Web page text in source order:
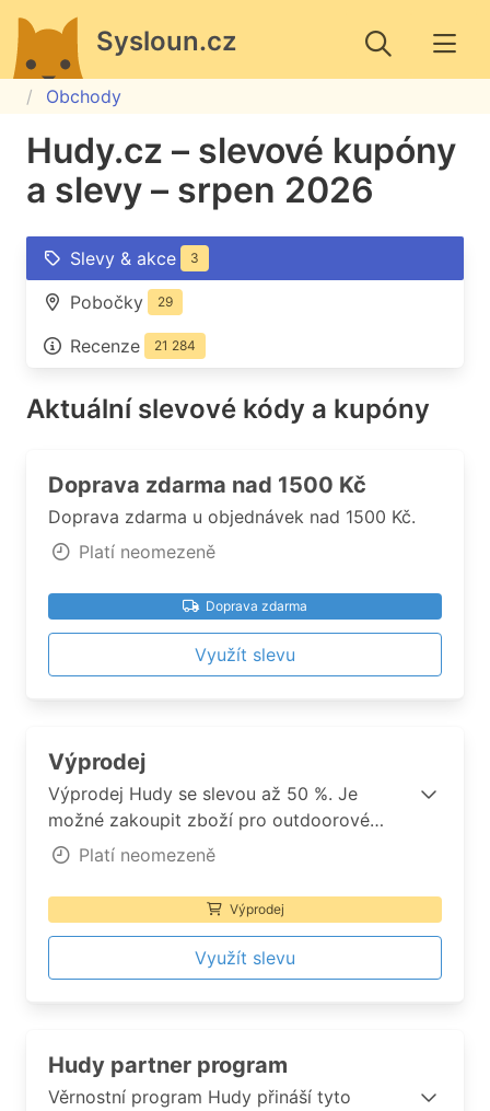
Sysloun.cz
Obchody
Hudy.cz – slevové kupóny
a slevy – srpen 2026
Slevy & akce 3
Pobočky 29
Recenze 21 284
Aktuální slevové kódy a kupóny
Doprava zdarma nad 1500 Kč
Doprava zdarma u objednávek nad 1500 Kč.
Platí neomezeně
Doprava zdarma
Využít slevu
Výprodej
Výprodej Hudy se slevou až 50 %. Je
možné zakoupit zboží pro outdoorové
dobrodružství, trailrunning, skialp nebo
Platí neomezeně
Výprodej
Využít slevu
Hudy partner program
Věrnostní program Hudy přináší tyto